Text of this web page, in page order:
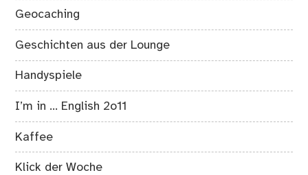
Geocaching
Geschichten aus der Lounge
Handyspiele
I’m in … English 2o11
Kaffee
Klick der Woche